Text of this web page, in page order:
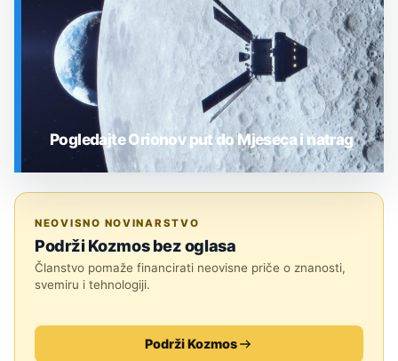
Pogledajte Orionov put do Mjeseca i natrag
NEOVISNO NOVINARSTVO
Podrži Kozmos bez oglasa
Članstvo pomaže financirati neovisne priče o znanosti,
svemiru i tehnologiji.
Podrži Kozmos